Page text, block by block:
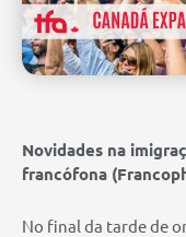
Novidades na
francófona
No final da tarde de